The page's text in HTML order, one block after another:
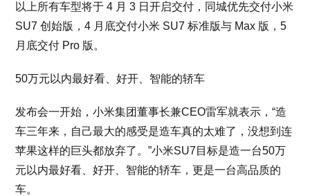
以上所有车型将于 4 月 3 日开启交付，同城优先交付小米
SU7 创始版，4 月底交付小米 SU7 标准版与 Max 版，5
月底交付 Pro 版。
50万元以内最好看、好开、智能的轿车
发布会一开始，小米集团董事长兼CEO雷军就表示，“造
车三年来，自己最大的感受是造车真的太难了，没想到连
苹果这样的巨头都放弃了。”小米SU7目标是造一台50万
元以内最好看、好开、智能的轿车，更是一台高品质的
车。